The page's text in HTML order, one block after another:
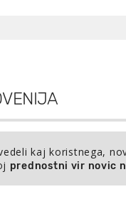
kaj koristnega,
prednostni vir novic